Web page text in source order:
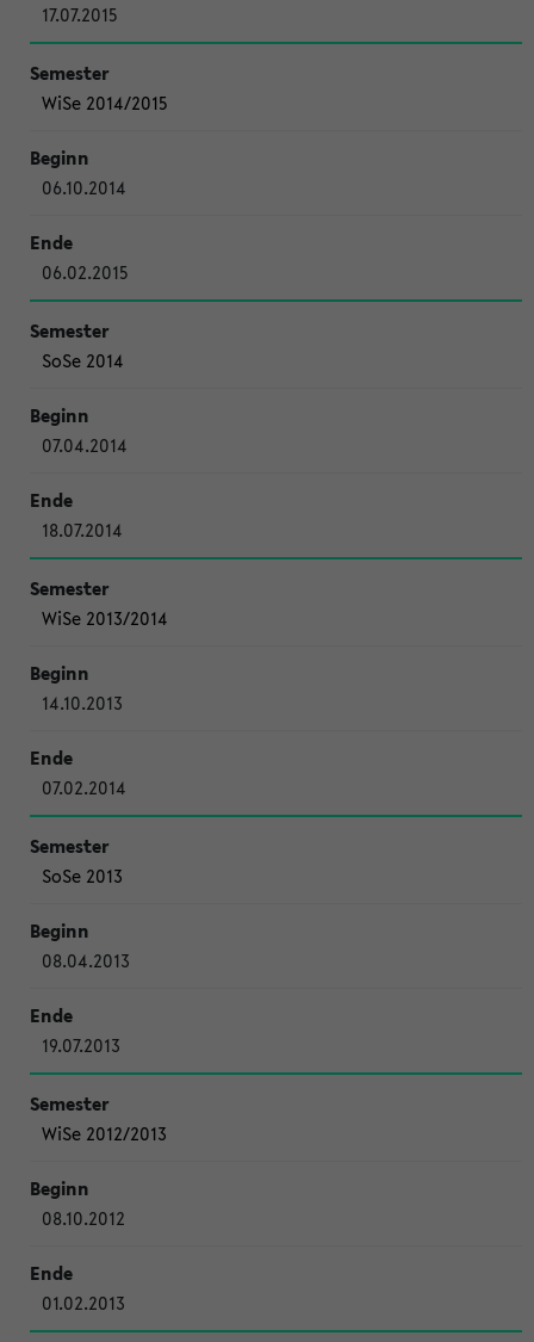
17.07.2015
WiSe 2014/2015
06.10.2014
06.02.2015
SoSe 2014
07.04.2014
18.07.2014
WiSe 2013/2014
14.10.2013
07.02.2014
SoSe 2013
08.04.2013
19.07.2013
WiSe 2012/2013
08.10.2012
01.02.2013